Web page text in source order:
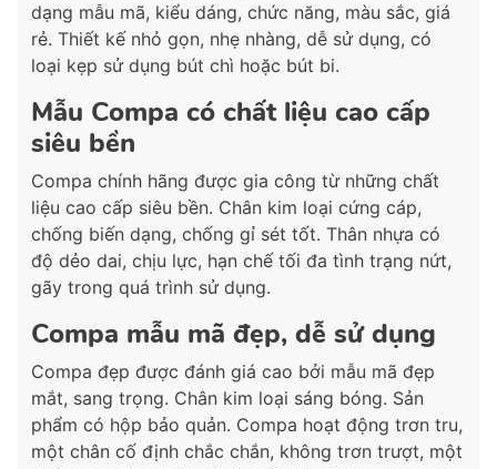
dạng mẫu mã, kiểu dáng, chức năng, màu sắc, giá
rẻ. Thiết kế nhỏ gọn, nhẹ nhàng, dễ sử dụng, có
loại kẹp sử dụng bút chì hoặc bút bi.
Mẫu Compa có chất liệu cao cấp
siêu bền
Compa chính hãng được gia công từ những chất
liệu cao cấp siêu bền. Chân kim loại cứng cáp,
chống biến dạng, chống gỉ sét tốt. Thân nhựa có
độ dẻo dai, chịu lực, hạn chế tối đa tình trạng nứt,
gãy trong quá trình sử dụng.
Compa mẫu mã đẹp, dễ sử dụng
Compa đẹp được đánh giá cao bởi mẫu mã đẹp
mắt, sang trọng. Chân kim loại sáng bóng. Sản
phẩm có hộp bảo quản. Compa hoạt động trơn tru,
một chân cố định chắc chắn, không trơn trượt, một